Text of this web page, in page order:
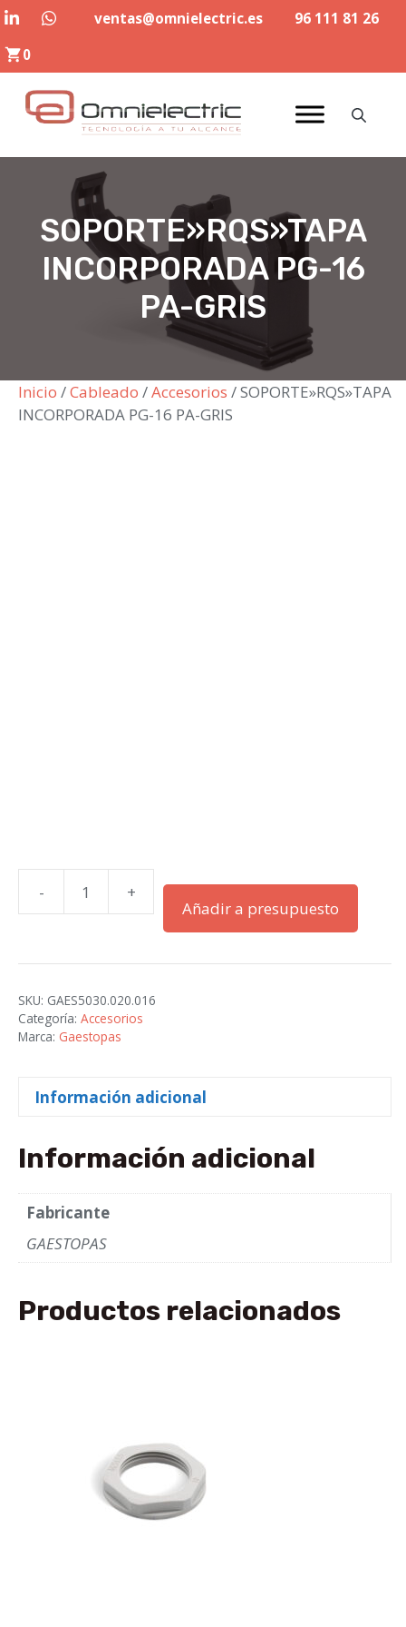
Saltar
contenido
ventas@omnielectric.es
96 111 81 26
0
SOPORTE»RQS»TAPA
INCORPORADA PG-16
PA-GRIS
Inicio /Cableado /Accesorios / SOPORTE»RQS»TAPA
INCORPORADA PG-16 PA-GRIS
-
SOPORTE"RQS"TAPA
INCORPORADA
16
PA-
+
Añadir a presupuesto
SKU: GAES5030.020.016
Categoría: Accesorios
Marca: Gaestopas
Información adicional
Información adicional
Fabricante
GAESTOPAS
Productos relacionados